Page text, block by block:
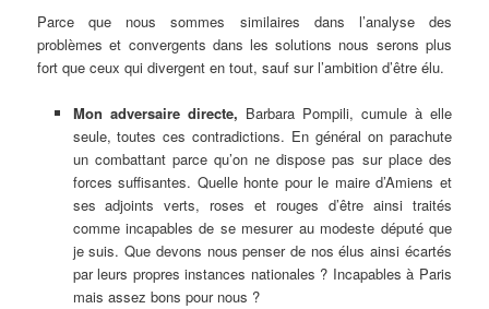
Parce que nous sommes similaires dans l’analyse des
problèmes et convergents dans les solutions nous serons plus
fort que ceux qui divergent en tout, sauf sur l’ambition d’être élu.
Mon adversaire directe, Barbara Pompili, cumule à elle
seule, toutes ces contradictions. En général on parachute
un combattant parce qu’on ne dispose pas sur place des
forces suffisantes. Quelle honte pour le maire d’Amiens et
ses adjoints verts, roses et rouges d’être ainsi traités
comme incapables de se mesurer au modeste député que
je suis. Que devons nous penser de nos élus ainsi écartés
par leurs propres instances nationales ? Incapables à Paris
mais assez bons pour nous ?